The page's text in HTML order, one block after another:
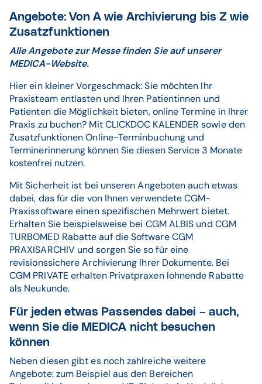
Angebote: Von A wie Archivierung bis Z wie
Zusatzfunktionen
Alle Angebote zur Messe finden Sie auf unserer
MEDICA-Website.
Hier ein kleiner Vorgeschmack: Sie möchten Ihr
Praxisteam entlasten und Ihren Patientinnen und
Patienten die Möglichkeit bieten, online Termine in Ihrer
Praxis zu buchen? Mit CLICKDOC KALENDER sowie den
Zusatzfunktionen Online-Terminbuchung und
Terminerinnerung können Sie diesen Service 3 Monate
kostenfrei nutzen.
Mit Sicherheit ist bei unseren Angeboten auch etwas
dabei, das für die von Ihnen verwendete CGM-
Praxissoftware einen spezifischen Mehrwert bietet.
Erhalten Sie beispielsweise bei CGM ALBIS und CGM
TURBOMED Rabatte auf die Software CGM
PRAXISARCHIV und sorgen Sie so für eine
revisionssichere Archivierung Ihrer Dokumente. Bei
CGM PRIVATE erhalten Privatpraxen lohnende Rabatte
als Neukunde.
Für jeden etwas Passendes dabei – auch,
wenn Sie die MEDICA nicht besuchen
können
Neben diesen gibt es noch zahlreiche weitere
Angebote: zum Beispiel aus den Bereichen